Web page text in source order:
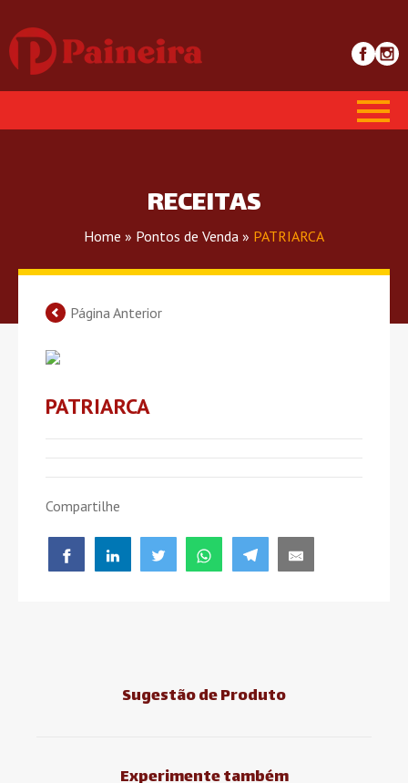
RECEITAS
Home » Pontos de Venda » PATRIARCA
Página Anterior
PATRIARCA
Compartilhe
Sugestão de Produto